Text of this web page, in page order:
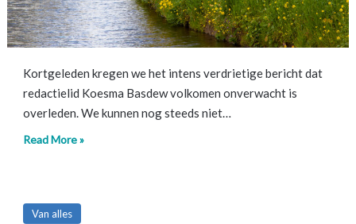
Kortgeleden kregen we het intens verdrietige bericht dat
redactielid Koesma Basdew volkomen onverwacht is
overleden. We kunnen nog steeds niet…
Read More »
Van alles